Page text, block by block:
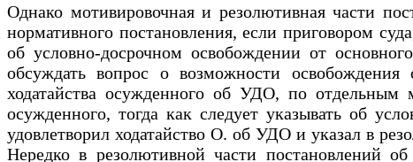
Однако мотивировочная и резолютивная части
нормативного постановления, если приговором
об условно-досрочном освобождении от
обсуждать вопрос о возможности
ходатайства осужденного об УДО, по отдельным
осужденного, тогда как следует указывать об
удовлетворил ходатайство О. об УДО и указал в
Нередко в резолютивной части постановлений